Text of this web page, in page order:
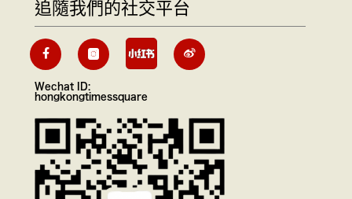
追隨我們的社交平台
Wechat ID:
hongkongtimessquare